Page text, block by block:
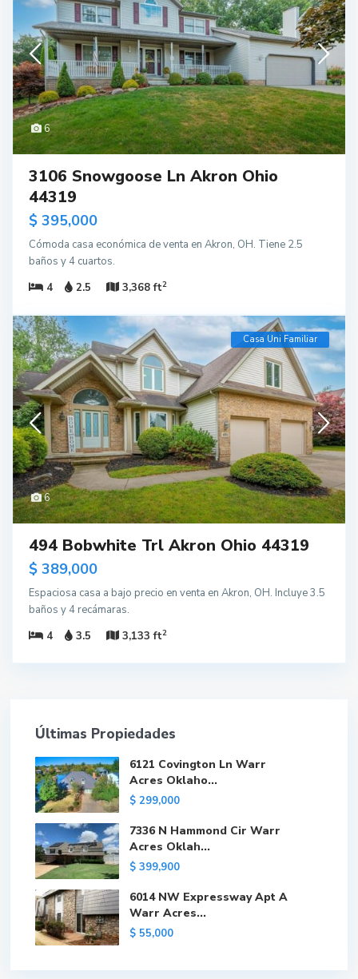
6
3106 Snowgoose Ln Akron Ohio
44319
$ 395,000
Cómoda casa económica de venta en Akron, OH. Tiene 2.5
baños y 4 cuartos.
4
2.5 3,368 ft2
6
Casa Uni Familiar
494 Bobwhite Trl Akron Ohio 44319
$ 389,000
Espaciosa casa a bajo precio en venta en Akron, OH. Incluye 3.5
baños y 4 recámaras.
4
3.5 3,133 ft2
Últimas Propiedades
6121 Covington Ln Warr
Acres Oklaho...
$ 299,000
7336 N Hammond Cir Warr
Acres Oklah...
$ 399,900
6014 NW Expressway Apt A
Warr Acres...
$ 55,000